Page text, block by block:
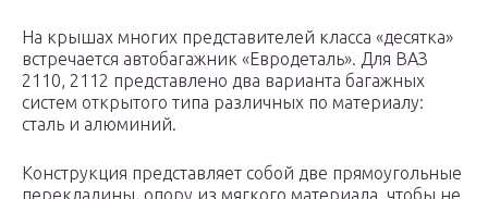
На крышах многих представителей класса «десятка»
встречается автобагажник «Евродеталь». Для ВАЗ
2110, 2112 представлено два варианта багажных
систем открытого типа различных по материалу:
сталь и алюминий.
Конструкция представляет собой две прямоугольные
перекладины, опору из мягкого материала, чтобы не